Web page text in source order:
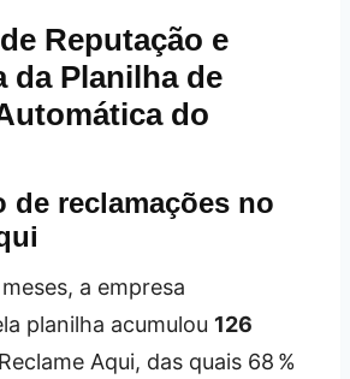
Reputação e
da Planilha de
do
de reclamações no
a empresa
planilha acumulou 126
Aqui, das quais 68 %